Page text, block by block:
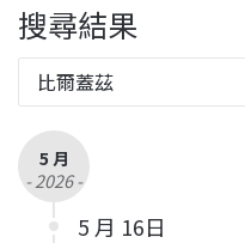
搜尋結果
5 月
- 2026 -
5 月 16日